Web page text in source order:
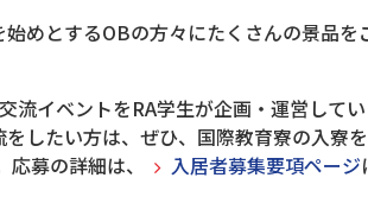
めとするOBの方々にたくさんの景品
流イベントをRA学生が企画・運営して
したい方は、ぜひ、国際教育寮の入寮
募の詳細は、
入居者募集要項ページ